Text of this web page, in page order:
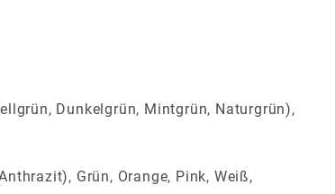
Dunkelgrün, Mintgrün, Naturgrün),
Grün, Orange, Pink, Weiß,